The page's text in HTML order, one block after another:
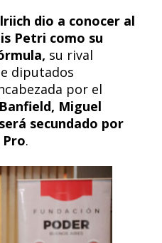
dio a conocer al
Petri como su
su rival
diputados
por el
Banfield, Miguel
secundado por
.